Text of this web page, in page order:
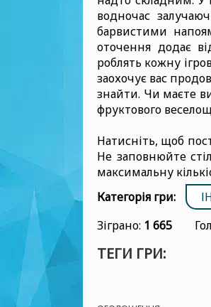
водночас
барвистими
оточення додає
роблять кожну
заохочує вас
знайти. Чи маєте
фруктового
Натисніть, щоб
Не заповнюйте
максимальну
Категорія гри:
Зіграно: 1 665
ТЕГИ ГРИ: